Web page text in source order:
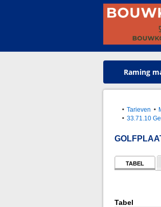
Raming
Tarieven
33.71.10
TABEL
Tabel